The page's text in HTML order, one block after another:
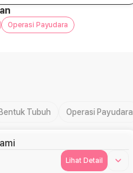
Operasi Payudara
Bentuk Tubuh Operasi Payudara
Lihat Detail